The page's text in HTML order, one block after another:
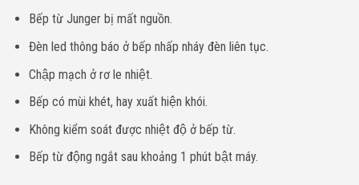
Bếp từ Junger bị mất nguồn.
Đèn led thông báo ở bếp nhấp nháy đèn liên tục.
Chập mạch ở rơ le nhiệt.
Bếp có mùi khét, hay xuất hiện khói.
Không kiểm soát được nhiệt độ ở bếp từ.
Bếp từ động ngắt sau khoảng 1 phút bật máy.